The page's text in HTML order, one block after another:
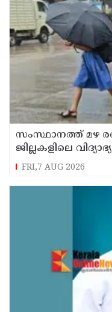
സംസ്ഥാനത്ത് മഴ
ജില്ലകളിലെ
അവധി
FRI,7 AUG 2026